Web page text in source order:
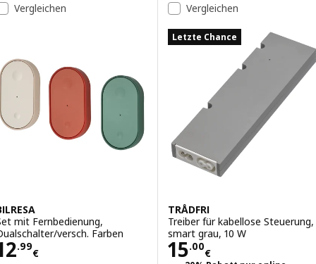
Vergleichen
mit Fernbedienung,
versch. Farben
.99
€12.99€
Vergleichen
Letzte Chance
TRÅDFRI
Treiber für kabellose Steuerung,
smart grau, 10 W
15.00
€
Preis 15.00€